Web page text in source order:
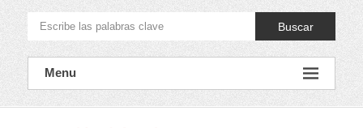
Buscar
Menu